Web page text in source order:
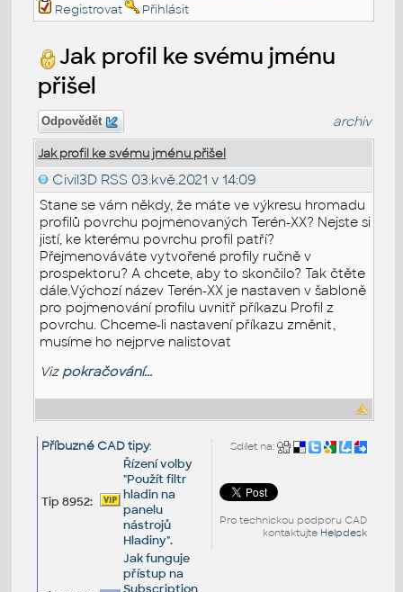
Registrovat
Přihlásit
Jak profil ke svému jménu
přišel
Odpovědět archiv
Jak profil ke svému jménu přišel
Civil3D RSS 03.kvě.2021 v 14:09
Stane se vám někdy, že máte ve výkresu hromadu
profilů povrchu pojmenovaných Terén-XX? Nejste si
jistí, ke kterému povrchu profil patří?
Přejmenováváte vytvořené profily ručně v
prospektoru? A chcete, aby to skončilo? Tak čtěte
dále.Výchozí název Terén-XX je nastaven v šabloně
pro pojmenování profilu uvnitř příkazu Profil z
povrchu. Chceme-li nastavení příkazu změnit,
musíme ho nejprve nalistovat
Viz pokračování...
Sdílet na:
Pro technickou podporu CAD
kontaktujte Helpdesk
Příbuzné CAD tipy:
Tip 8952:
Řízení volby
"Použít filtr
hladin na
panelu
nástrojů
Hladiny".
Jak funguje
přístup na
Subscription